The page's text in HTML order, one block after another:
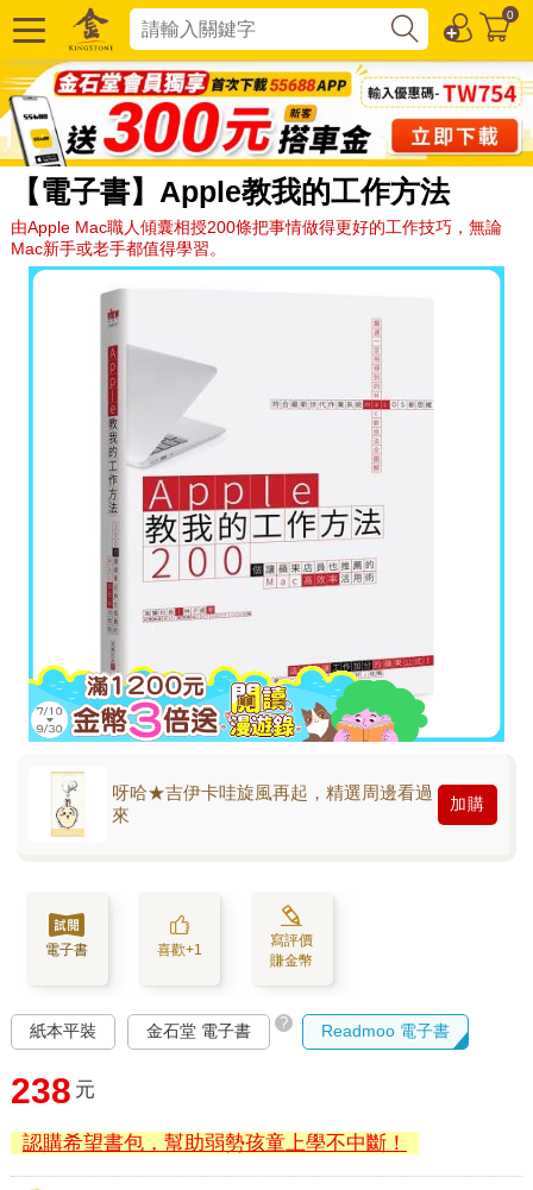
0
【電子書】Apple教我的工作方法
由Apple Mac職人傾囊相授200條把事情做得更好的工作技巧，無論
Mac新手或老手都值得學習。
呀哈★吉伊卡哇旋風再起，精選周邊看過
來
加購
電子書 喜歡+1
寫評價
賺金幣
紙本平裝 金石堂 電子書 ? Readmoo 電子書
238 元
認購希望書包，幫助弱勢孩童上學不中斷！